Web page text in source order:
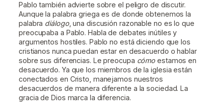
Pablo también advierte sobre el peligro de discutir.
Aunque la palabra griega es de donde obtenemos la
palabra diálogo, una discusión razonable no es lo que
preocupaba a Pablo. Habla de debates inútiles y
argumentos hostiles. Pablo no está diciendo que los
cristianos nunca puedan estar en desacuerdo o hablar
sobre sus diferencias. Le preocupa cómo estamos en
desacuerdo. Ya que los miembros de la iglesia están
conectados en Cristo, manejamos nuestros
desacuerdos de manera diferente a la sociedad. La
gracia de Dios marca la diferencia.